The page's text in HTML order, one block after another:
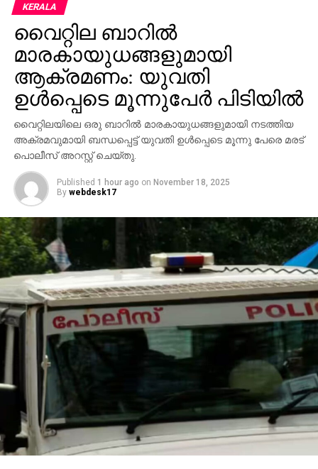
വരുമാന സര്‍ട്ടിഫിക്കറ്റ് നല്‍കിയെങ്കിലും സൗജന്യമായി
കിട്ടേണ്ട ഭക്ഷ്യധാന്യങ്ങള്‍ വില നല്‍കി വാങ്ങേണ്ട
ഗതികേടിലാണ് ഇവര്‍.
RELATED TOPICS: KERALAGOVERNTMENT
UP NEXT
നഴ്‌സുമാരുടെ ശമ്പളവര്‍ധന അടുത്ത മാസം
മുതല്‍ നടപ്പാക്കുമെന്ന് കെസിബിസി
DON'T MISS
സംസ്ഥാന ഹജ്ജ് ക്യാമ്പ് 12 മുതല്‍
നെടുമ്പാശേരിയില്‍ ഇത്തവണ 11,197
തീര്‍ത്ഥാടകര്‍ ആദ്യ വിമാനം 13ന് യാത്ര
തിരിക്കും
KERALA
വൈറ്റില ബാറില്‍
മാരകായുധങ്ങളുമായി
ആക്രമണം: യുവതി
ഉള്‍പ്പെടെ മൂന്നുപേര്‍ പിടിയില്‍
വൈറ്റിലയിലെ ഒരു ബാറില്‍ മാരകായുധങ്ങളുമായി നടത്തിയ
അക്രമവുമായി ബന്ധപ്പെട്ട് യുവതി ഉള്‍പ്പെടെ മൂന്നു പേരെ മരട്
പൊലീസ് അറസ്റ്റ് ചെയ്തു.
Published 1 hour ago on November 18, 2025
By webdesk17